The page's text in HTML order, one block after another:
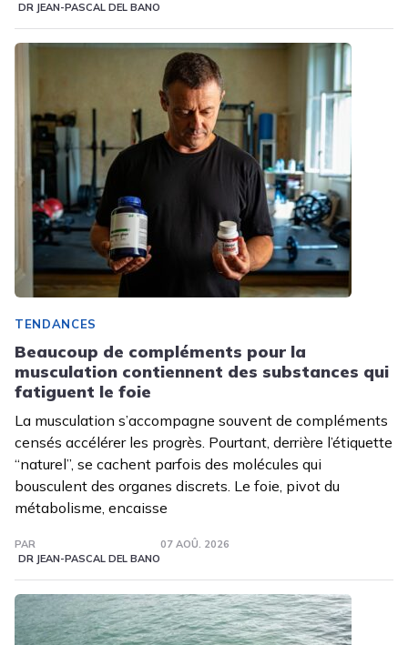
DR JEAN-PASCAL DEL BANO
TENDANCES
Beaucoup de compléments pour la
musculation contiennent des substances qui
fatiguent le foie
La musculation s’accompagne souvent de compléments
censés accélérer les progrès. Pourtant, derrière l’étiquette
“naturel”, se cachent parfois des molécules qui
bousculent des organes discrets. Le foie, pivot du
métabolisme, encaisse
PAR
DR JEAN-PASCAL DEL BANO
07 AOÛ. 2026